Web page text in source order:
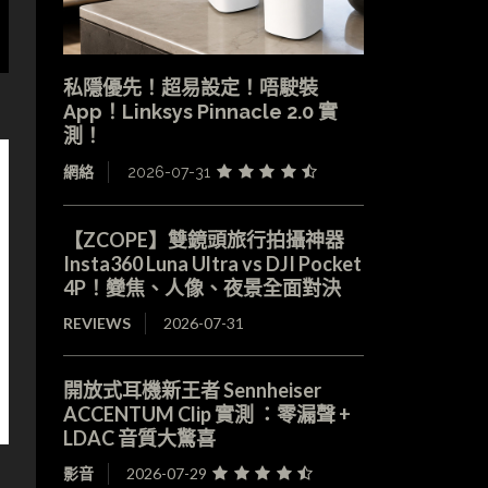
私隱優先！超易設定！唔駛裝
App！Linksys Pinnacle 2.0 實
測！
網絡 2026-07-31
【ZCOPE】雙鏡頭旅行拍攝神器
Insta360 Luna Ultra vs DJI Pocket
4P！變焦、人像、夜景全面對決
REVIEWS 2026-07-31
開放式耳機新王者 Sennheiser
ACCENTUM Clip 實測 ：零漏聲 +
LDAC 音質大驚喜
影音 2026-07-29